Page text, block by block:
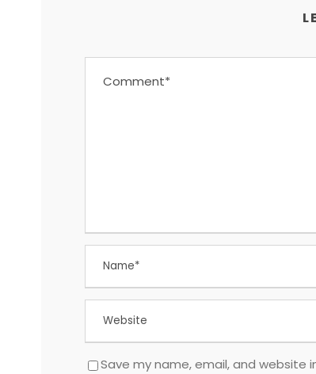
Save my name, email, and website